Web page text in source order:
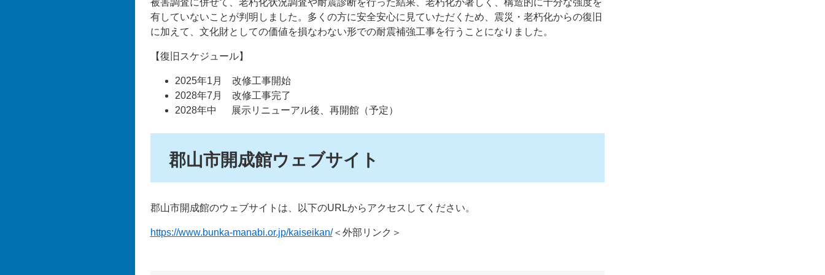
被害調査に併せて、老朽化状況調査や耐震診断を行った結果、老朽化が著しく、構造的に十分な強度を
有していないことが判明しました。多くの方に安全安心に見ていただくため、震災・老朽化からの復旧
に加えて、文化財としての価値を損なわない形での耐震補強工事を行うことになりました。
【復旧スケジュール】
2025年1月 改修工事開始
2028年7月 改修工事完了
2028年中 展示リニューアル後、再開館（予定）
郡山市開成館ウェブサイト
郡山市開成館のウェブサイトは、以下のURLからアクセスしてください。
https://www.bunka-manabi.or.jp/kaiseikan/＜外部リンク＞